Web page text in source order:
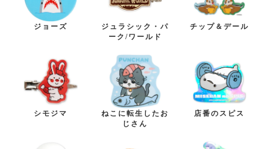
ジョーズ
ジュラシック・パ
ーク/ワールド
チップ＆デール
シモジマ
ねこに転生したお
じさん
店番のスピス